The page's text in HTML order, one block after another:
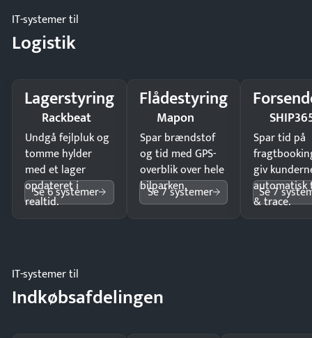
IT-systemer til
Logistik
Lagerstyring
Rackbeat
Undgå fejlpluk og
tomme hylder
med et lager
opdateret i
realtid.
Se 6 systemer
Flådestyring
Mapon
Spar brændstof
og tid med GPS-
overblik over hele
bilparken.
Se 7 systemer
Spar tid på
giv
automatisk
& trace.
Se 7
IT-systemer til
Indkøbsafdelingen